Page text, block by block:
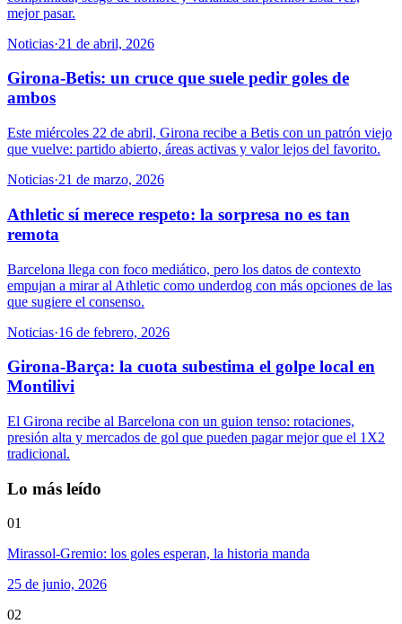
mejor pasar.
Noticias·21 de abril, 2026
Girona-Betis: un cruce que suele pedir goles de
ambos
Este miércoles 22 de abril, Girona recibe a Betis con un patrón viejo
que vuelve: partido abierto, áreas activas y valor lejos del favorito.
Noticias·21 de marzo, 2026
Athletic sí merece respeto: la sorpresa no es tan
remota
Barcelona llega con foco mediático, pero los datos de contexto
empujan a mirar al Athletic como underdog con más opciones de las
que sugiere el consenso.
Noticias·16 de febrero, 2026
Girona-Barça: la cuota subestima el golpe local en
Montilivi
El Girona recibe al Barcelona con un guion tenso: rotaciones,
presión alta y mercados de gol que pueden pagar mejor que el 1X2
tradicional.
Lo más leído
01
Mirassol-Gremio: los goles esperan, la historia manda
25 de junio, 2026
02